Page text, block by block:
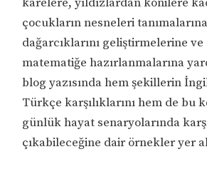
çocukların nesneleri
dağarcıklarını geliştirmelerine
matematiğe hazırlanmalarına
blog yazısında hem şekillerin
Türkçe karşılıklarını hem de bu
günlük hayat senaryolarında
çıkabileceğine dair örnekler yer